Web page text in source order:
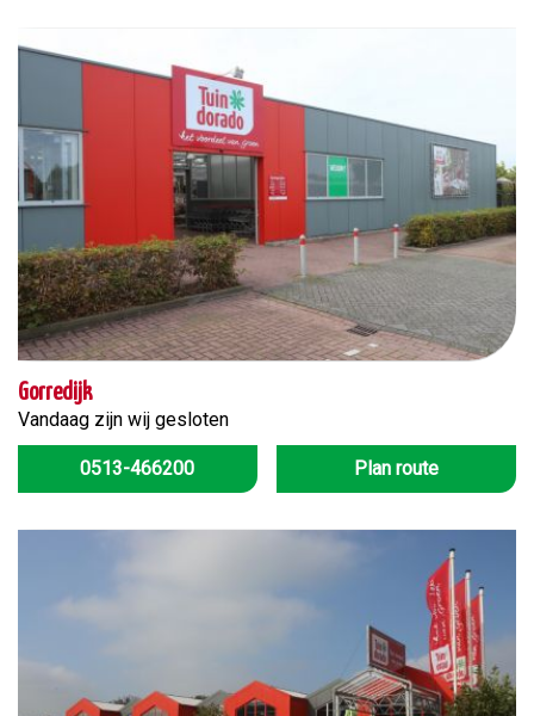
Gorredijk
Vandaag zijn wij gesloten
0513-466200 Plan route